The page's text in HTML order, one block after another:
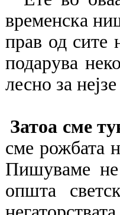
временска
прав од сите
подарува
лесно за
Затоа сме
сме рожбата
Пишуваме
општа